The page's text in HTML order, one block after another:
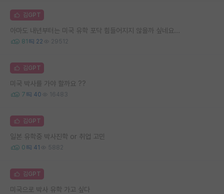
김GPT
아마도 내년부터는 미국 유학 포닥 힘들어지지 않을까 싶네요...
81 22 29512
김GPT
미국 박사를 가야 할까요 ??
7 40 16483
김GPT
일본 유학중 박사진학 or 취업 고민
0 41 5882
김GPT
미국으로 박사 유학 가고 싶다